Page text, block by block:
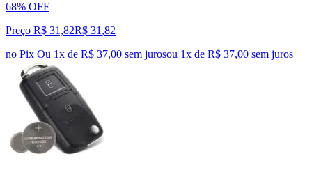
68% OFF
Preço R$ 31,82R$ 31 ,82
no Pix Ou 1x de R$ 37,00 sem jurosou 1x de R$ 37,00 sem juros